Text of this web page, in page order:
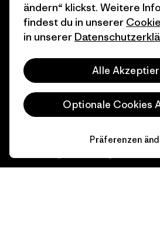
1% For The Planet
Wie wir finanzieren
Geschenkgutscheine
Stores in deiner Nähe
Industry
Affiliate-
Patagonia
ändern“ klickst. Weitere
findest du in unserer
in unserer
Alle
Optionale Cookies
Präferenzen